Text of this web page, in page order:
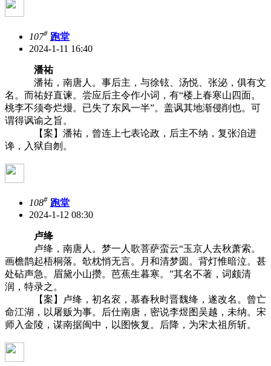
107# 跑堂
2024-1-11 16:40
潘祐
潘祐，南唐人。事后主，与徐铉、汤悦、张泌，俱有文
名。而祐好直谏。尝应后主令作小词，有“楼上春寒山四面。
桃李不须夸烂熳。已失了东风一半”。盖讽其地渐侵削也。可
谓得讽谕之旨。
【案】潘祐，曾连上七表论政，后主不纳，复张洎进
谗，入狱自刎。
108# 跑堂
2024-1-12 08:30
卢绛
卢绛，南唐人。梦一人歌菩萨蛮云“玉京人去秋萧索。
画檐鹊起梧桐落。欹枕悄无言。月和清梦圆。背灯惟暗泣。甚
处砧声急。眉黛小山攒。芭蕉生暮寒。”其名不著，词颇清
润，特录之。
【案】卢绛，初名衮，慕春秋时晋魏绛，遂改名。曾亡
命江湖，以屠贩为事。后仕南唐，密说李煜图吴越，未纳。宋
师入金陵，谋南据闽中，以图恢复。后降，为宋太祖所斩。